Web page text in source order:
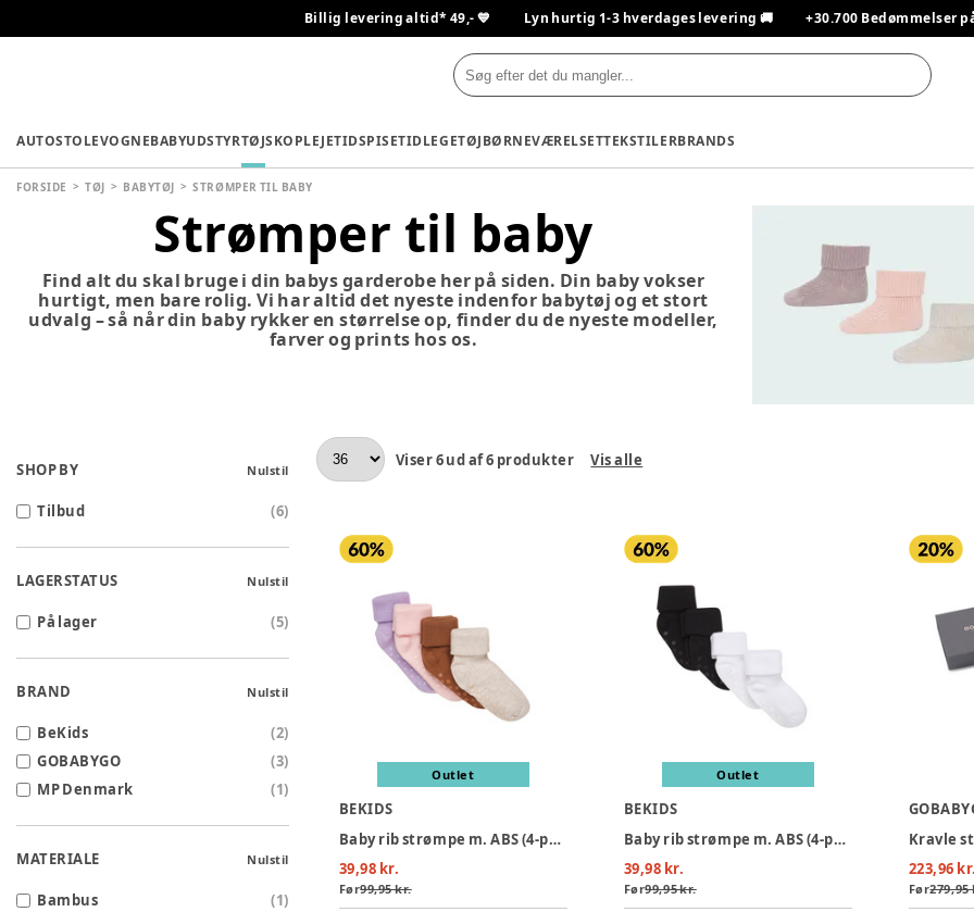
Billig levering altid* 49,- 💙 Lyn hurtig 1-3 hverdages levering 🚚 +30.700 Bedømmelser
AUTOSTOLEVOGNEBABYUDSTYRTØJSKOPLEJETIDSPISETIDLEGETØJBØRNEVÆRELSETTEKSTILERBRANDS
FORSIDE TØJ BABYTØJ STRØMPER TIL BABY
Strømper til baby
Find alt du skal bruge i din babys garderobe her på siden. Din baby vokser
hurtigt, men bare rolig. Vi har altid det nyeste indenfor babytøj og et stort
udvalg – så når din baby rykker en størrelse op, finder du de nyeste modeller,
farver og prints hos os.
SHOP BY Nulstil
Tilbud (6)
LAGERSTATUS Nulstil
På lager (5)
BRAND Nulstil
BeKids (2)
GOBABYGO
(3)
MP Denmark
(1)
MATERIALE Nulstil
Bambus (1)
Viser6ud af6 produkter Vis alle
Outlet
BEKIDS
Baby rib strømpe m. ABS (4-pak) - 521
39,98 kr.
Før99,95 kr.
Outlet
BEKIDS
Baby rib strømpe m. ABS (4-pak) - 100
39,98 kr.
Før99,95 kr.
223,96 kr.
Før279,95